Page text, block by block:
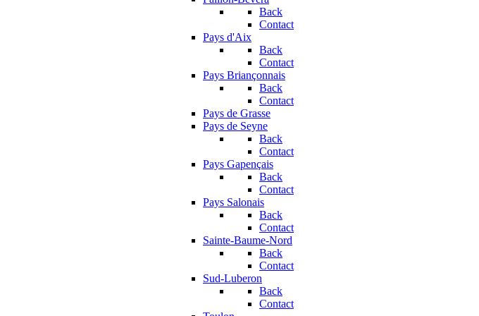
Back
Contact
Pays d'Aix
Back
Contact
Pays Briançonnais
Back
Contact
Pays de Grasse
Pays de Seyne
Back
Contact
Pays Gapençais
Back
Contact
Pays Salonais
Back
Contact
Sainte-Baume-Nord
Back
Contact
Sud-Luberon
Back
Contact